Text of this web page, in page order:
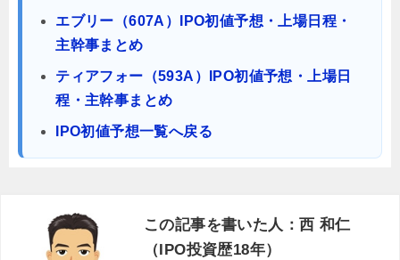
エブリー（607A）IPO初値予想・上場日程・
主幹事まとめ
ティアフォー（593A）IPO初値予想・上場日
程・主幹事まとめ
IPO初値予想一覧へ戻る
この記事を書いた人：西 和仁
（IPO投資歴18年）